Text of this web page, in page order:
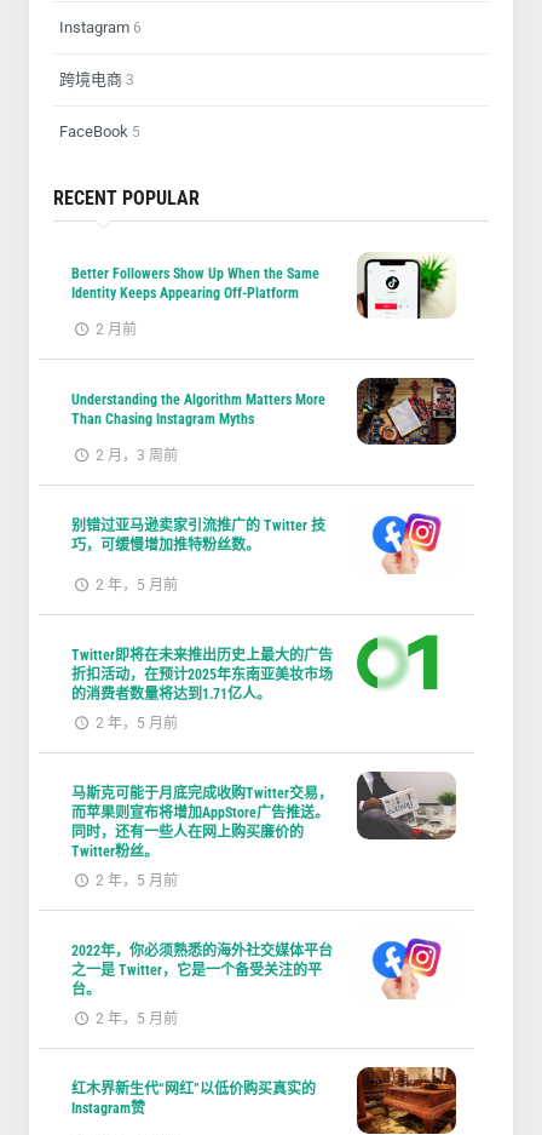
Instagram 6
跨境电商 3
FaceBook 5
RECENT POPULAR
Better Followers Show Up When the Same
Identity Keeps Appearing Off-Platform
2 月前
Understanding the Algorithm Matters More
Than Chasing Instagram Myths
2 月，3 周前
别错过亚马逊卖家引流推广的 Twitter 技
巧，可缓慢增加推特粉丝数。
2 年，5 月前
Twitter即将在未来推出历史上最大的广告
折扣活动，在预计2025年东南亚美妆市场
的消费者数量将达到1.71亿人。
2 年，5 月前
马斯克可能于月底完成收购Twitter交易，
而苹果则宣布将增加AppStore广告推送。
同时，还有一些人在网上购买廉价的
Twitter粉丝。
2 年，5 月前
2022年，你必须熟悉的海外社交媒体平台
之一是 Twitter，它是一个备受关注的平
台。
2 年，5 月前
红木界新生代“网红”以低价购买真实的
Instagram赞